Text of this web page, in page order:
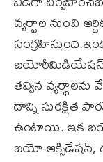
వ్యర్థాల నుంచి
బయోరీమిడియేషన్
తవ్విన
దాన్ని సురక్షిత
ఉంటాయి. ఇక
బయో-ఆక్సిడేషన్,